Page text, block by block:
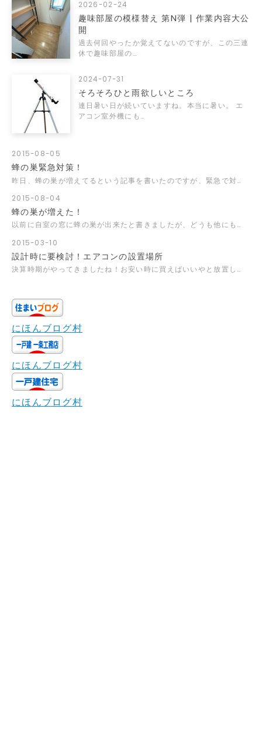
2026-02-24
趣味部屋の模様替え 第N弾 | 作業内容大公
開
過去何回やったか覚えてないのですが、この三連
休で趣味部屋の…
2024-07-31
そろそろひと雨欲しいところ
連日暑い日が続いていますね。本当に暑い。 エ
アコン室外機にも…
2015-08-05
蜂の巣緊急対策！
昨日、蜂の巣が増えてるという記事を書いたのですが、緊急で対…
2015-08-04
蜂の巣が増えた！
以前に自室の窓に蜂の巣が出来たと書きましたが、どうも他にも…
2015-03-10
設計時に要検討！エアコンの設置場所
決算時期がやってきましたね！お安い時に買えばいいやと放置し…
にほんブログ村
にほんブログ村
にほんブログ村